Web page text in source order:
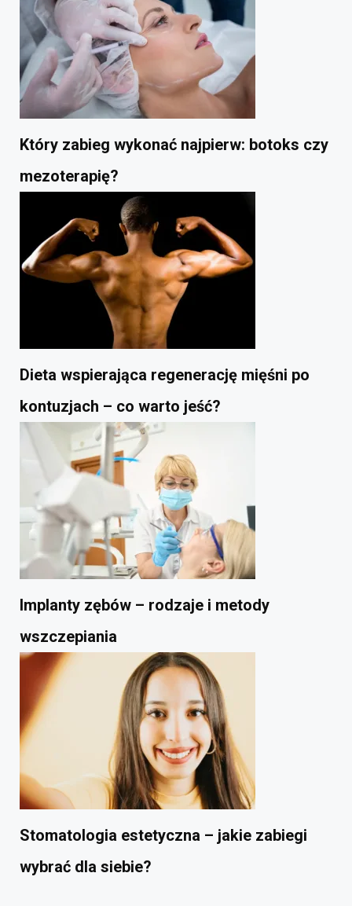
Który zabieg wykonać najpierw: botoks czy
mezoterapię?
Dieta wspierająca regenerację mięśni po
kontuzjach – co warto jeść?
Implanty zębów – rodzaje i metody
wszczepiania
Stomatologia estetyczna – jakie zabiegi
wybrać dla siebie?